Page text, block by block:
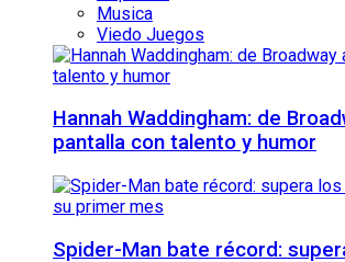
Musica
Viedo Juegos
Hannah Waddingham: de
pantalla con talento y humor
Spider-Man bate récord: